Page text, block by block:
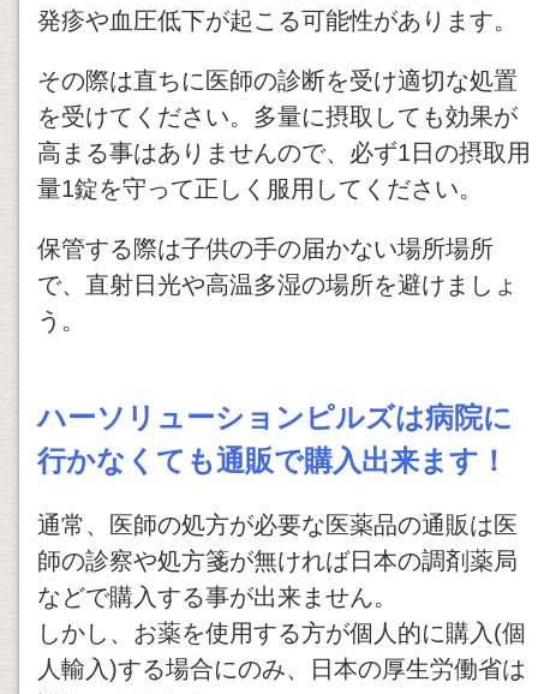
発疹や血圧低下が起こる可能性があります。
その際は直ちに医師の診断を受け適切な処置
を受けてください。多量に摂取しても効果が
高まる事はありませんので、必ず1日の摂取用
量1錠を守って正しく服用してください。
保管する際は子供の手の届かない場所場所
で、直射日光や高温多湿の場所を避けましょ
う。
ハーソリューションピルズは病院に
行かなくても通販で購入出来ます！
通常、医師の処方が必要な医薬品の通販は医
師の診察や処方箋が無ければ日本の調剤薬局
などで購入する事が出来ません。
しかし、お薬を使用する方が個人的に購入(個
人輸入)する場合にのみ、日本の厚生労働省は